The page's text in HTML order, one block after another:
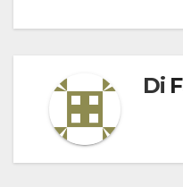
Di